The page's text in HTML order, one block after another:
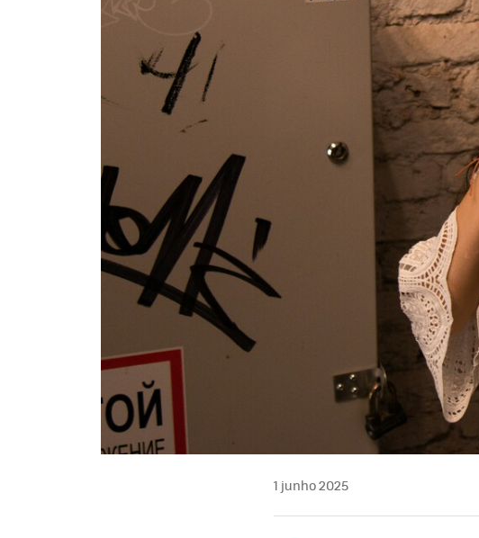
1 junho 2025